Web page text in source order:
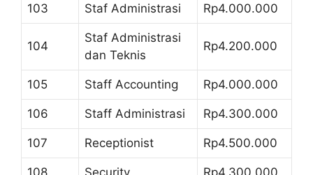
103 Staf Administrasi Rp4.000.000
104
Staf Administrasi
dan Teknis
Rp4.200.000
105 Staff Accounting Rp4.000.000
106 Staff Administrasi Rp4.300.000
107 Receptionist Rp4.500.000
108 Security Rp4.300.000